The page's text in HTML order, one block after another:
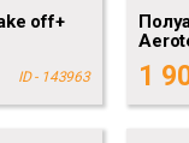
off+
ID - 143963 1